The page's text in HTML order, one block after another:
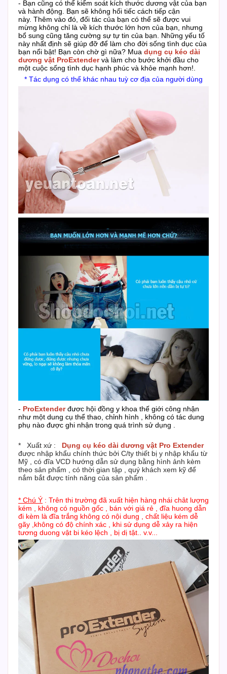
- Bạn cũng có thể kiểm soát kích thước dương vật của bạn
và hành động.
Bạn sẽ không hối tiếc cách tiếp cận
này. Thêm vào đó, đối tác của bạn có thể sẽ được vui
mừng không chỉ là về kích thước lớn hơn của bạn, nhưng
bổ sung cũng tăng cường sự tự tin của bạn.
Những yếu tố
này nhất định sẽ giúp đỡ để làm cho đời sống tình dục của
bạn nổi bật! Bạn còn chờ gì nữa? Mua dụng cụ kéo dài
dương vật ProExtender và làm cho bước khởi đầu cho
một cuộc sống tình dục hạnh phúc và khỏe mạnh hơn!.
* Tác dụng có thể khác nhau tuỳ cơ địa của người dùng
- ProExtenderđươc hội đồng y khoa thế giới công nhận
như một dung cụ thể thao, chỉnh hình , không có tác dung
phụ nào được ghi nhận trong quá trình sử dụng .
* Xuất xứ :
Dụng cụ kéo dài dương vật Pro Extender
được nhập khẩu chính thức bởi C/ty thiết bị y nhập khẩu từ
Mỹ , có đĩa VCD hướng dẫn sử dụng bằng hình ảnh kèm
theo sản phẩm , có thời gian tập , quý khách xem kỹ để
nắm bắt được tính năng của sản phẩm .
* Chú Ý : Trên thi trường đã xuất hiện hàng nhái chât lượng
kém , không có nguồn gốc , bán với giá rẻ , đĩa huong dẫn
đi kèm là đĩa trắng không có nội dung , chất liệu kém dễ
gãy ,không có độ chính xác , khi sử dụng dễ xảy ra hiện
tương duong vật bi kéo lệch , bị dị tật.. v.v...